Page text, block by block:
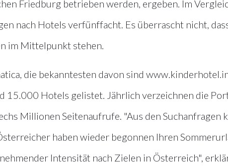
Friedburg betrieben werden, ergeben. Im
nach Hotels verfünffacht. Es überrascht nicht,
im Mittelpunkt stehen.
die bekanntesten davon sind
15.000 Hotels gelistet. Jährlich verzeichnen die
Millionen Seitenaufrufe. "Aus den Suchanfragen
haben wieder begonnen Ihren
Intensität nach Zielen in Österreich",